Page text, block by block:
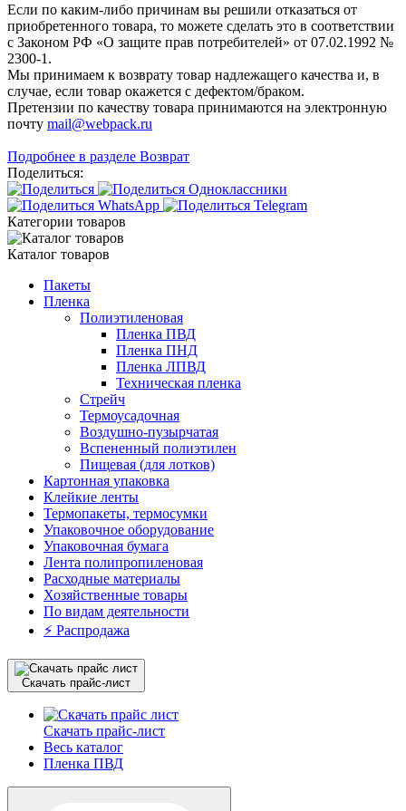
Если по каким-либо причинам вы решили отказаться от
приобретенного товара, то можете сделать это в соответствии
с Законом РФ «О защите прав потребителей» от 07.02.1992 №
2300-1.
Мы принимаем к возврату товар надлежащего качества и, в
случае, если товар окажется с дефектом/браком.
Претензии по качеству товара принимаются на электронную
почту mail@webpack.ru
Подробнее в разделе Возврат
Поделиться:
Категории товаров
Каталог товаров
Пакеты
Пленка
Полиэтиленовая
Пленка ПВД
Пленка ПНД
Пленка ЛПВД
Техническая пленка
Стрейч
Термоусадочная
Воздушно-пузырчатая
Вспененный полиэтилен
Пищевая (для лотков)
Картонная упаковка
Клейкие ленты
Термопакеты, термосумки
Упаковочное оборудование
Упаковочная бумага
Лента полипропиленовая
Расходные материалы
Хозяйственные товары
По видам деятельности
⚡️ Распродажа
Скачать прайс-лист
Скачать прайс-лист
Весь каталог
Пленка ПВД